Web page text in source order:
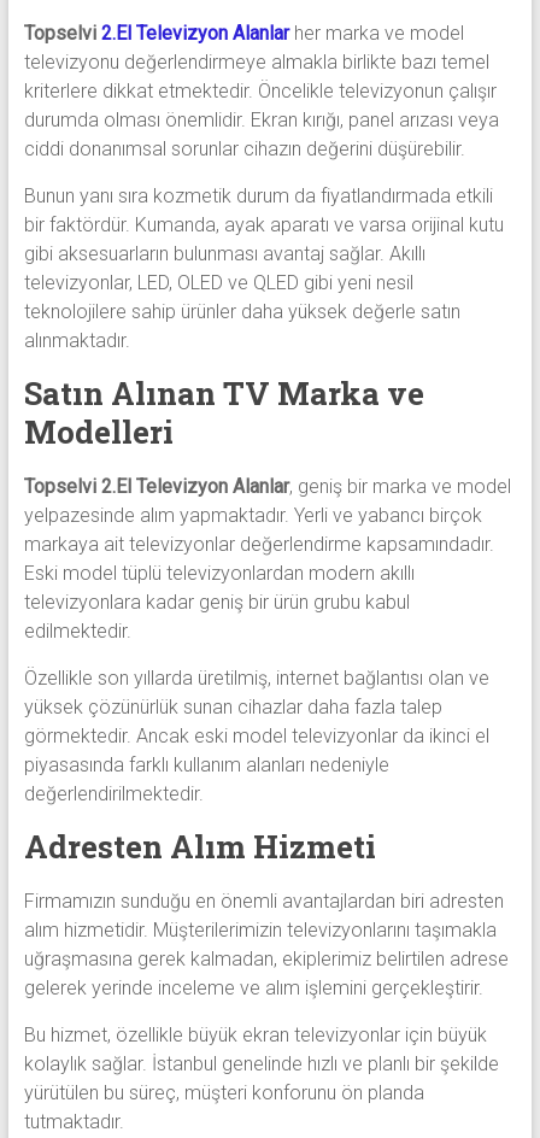
Topselvi 2.El Televizyon Alanlarher marka ve model
televizyonu değerlendirmeye almakla birlikte bazı temel
kriterlere dikkat etmektedir. Öncelikle televizyonun çalışır
durumda olması önemlidir. Ekran kırığı, panel arızası veya
ciddi donanımsal sorunlar cihazın değerini düşürebilir.
Bunun yanı sıra kozmetik durum da fiyatlandırmada etkili
bir faktördür. Kumanda, ayak aparatı ve varsa orijinal kutu
gibi aksesuarların bulunması avantaj sağlar. Akıllı
televizyonlar, LED, OLED ve QLED gibi yeni nesil
teknolojilere sahip ürünler daha yüksek değerle satın
alınmaktadır.
Satın Alınan TV Marka ve
Modelleri
Topselvi 2.El Televizyon Alanlar, geniş bir marka ve model
yelpazesinde alım yapmaktadır. Yerli ve yabancı birçok
markaya ait televizyonlar değerlendirme kapsamındadır.
Eski model tüplü televizyonlardan modern akıllı
televizyonlara kadar geniş bir ürün grubu kabul
edilmektedir.
Özellikle son yıllarda üretilmiş, internet bağlantısı olan ve
yüksek çözünürlük sunan cihazlar daha fazla talep
görmektedir. Ancak eski model televizyonlar da ikinci el
piyasasında farklı kullanım alanları nedeniyle
değerlendirilmektedir.
Adresten Alım Hizmeti
Firmamızın sunduğu en önemli avantajlardan biri adresten
alım hizmetidir. Müşterilerimizin televizyonlarını taşımakla
uğraşmasına gerek kalmadan, ekiplerimiz belirtilen adrese
gelerek yerinde inceleme ve alım işlemini gerçekleştirir.
Bu hizmet, özellikle büyük ekran televizyonlar için büyük
kolaylık sağlar. İstanbul genelinde hızlı ve planlı bir şekilde
yürütülen bu süreç, müşteri konforunu ön planda
tutmaktadır.